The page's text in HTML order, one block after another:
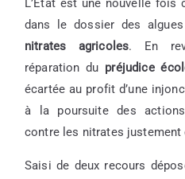
L’État est une nouvelle fois
dans le dossier des
nitrates agricoles. En
réparation du préjudice
écartée au profit d’une
à la poursuite des
contre les nitrates justement
Saisi de deux recours